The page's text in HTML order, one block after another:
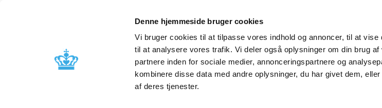
Denne hjemmeside bruger cookies
Vi bruger cookies til at tilpasse vores indhold og annoncer, til at
til at analysere vores trafik. Vi deler også oplysninger om din brug
partnere inden for sociale medier, annonceringspartnere og
kombinere disse data med andre oplysninger, du har givet dem,
af deres tjenester.
Nyheder
Godkendelse og
Bivirkninger og
produktinformation
Tilskud og